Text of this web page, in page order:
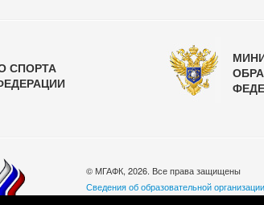
СПОРТА
© МГАФК, 2026. Все права защищены
Сведения об образовательной организации